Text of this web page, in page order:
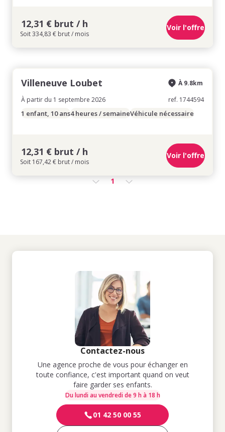
12,31 € brut / h
Soit 334,83 € brut / mois
Voir l'offre
Villeneuve Loubet
À partir du 1 septembre 2026
À 9.8km
ref. 1744594
1 enfant, 10 ans4 heures / semaineVéhicule nécessaire
12,31 € brut / h
Soit 167,42 € brut / mois
Voir l'offre
1
Contactez-nous
Une agence proche de vous pour échanger en
toute confiance, c'est important quand on veut
faire garder ses enfants.
Du lundi au vendredi de 9 h à 18 h
01 42 50 00 55